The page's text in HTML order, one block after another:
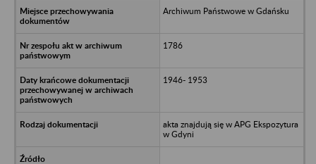
Archiwum Państwowe w Gdańsku
1786
1946- 1953
akta znajdują się w APG Ekspozytura
w Gdyni